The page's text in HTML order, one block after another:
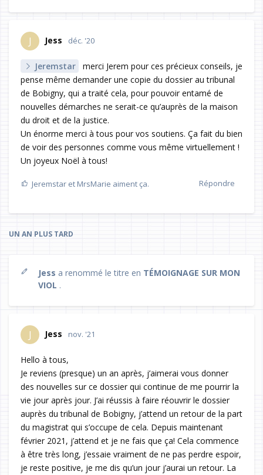
J Jess déc. '20
Jeremstar
merci Jerem pour ces précieux conseils, je
pense même demander une copie du dossier au tribunal
de Bobigny, qui a traité cela, pour pouvoir entamé de
nouvelles démarches ne serait-ce qu’auprès de la maison
du droit et de la justice.
Un énorme merci à tous pour vos soutiens. Ça fait du bien
de voir des personnes comme vous même virtuellement !
Un joyeux Noël à tous!
Répondre
Jeremstar et MrsMarie aiment ça.
UN AN PLUS TARD
Jess a renommé le titre en TÉMOIGNAGE SUR MON
VIOL .
J Jess nov. '21
Hello à tous,
Je reviens (presque) un an après, j’aimerai vous donner
des nouvelles sur ce dossier qui continue de me pourrir la
vie jour après jour. J’ai réussis à faire réouvrir le dossier
auprès du tribunal de Bobigny, j’attend un retour de la part
du magistrat qui s’occupe de cela. Depuis maintenant
février 2021, j’attend et je ne fais que ça! Cela commence
à être très long, j’essaie vraiment de ne pas perdre espoir,
je reste positive, je me dis qu’un jour j’aurai un retour. La